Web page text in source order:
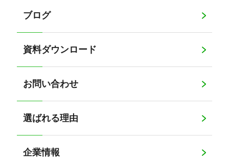
ブログ
資料ダウンロード
お問い合わせ
選ばれる理由
企業情報